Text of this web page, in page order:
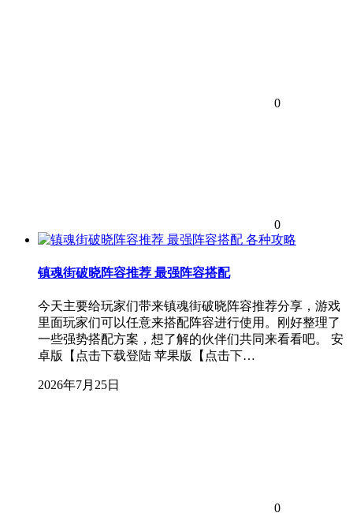
0
0
各种攻略
镇魂街破晓阵容推荐 最强阵容搭配
今天主要给玩家们带来镇魂街破晓阵容推荐分享，游戏
里面玩家们可以任意来搭配阵容进行使用。刚好整理了
一些强势搭配方案，想了解的伙伴们共同来看看吧。 安
卓版【点击下载登陆 苹果版【点击下…
2026年7月25日
0